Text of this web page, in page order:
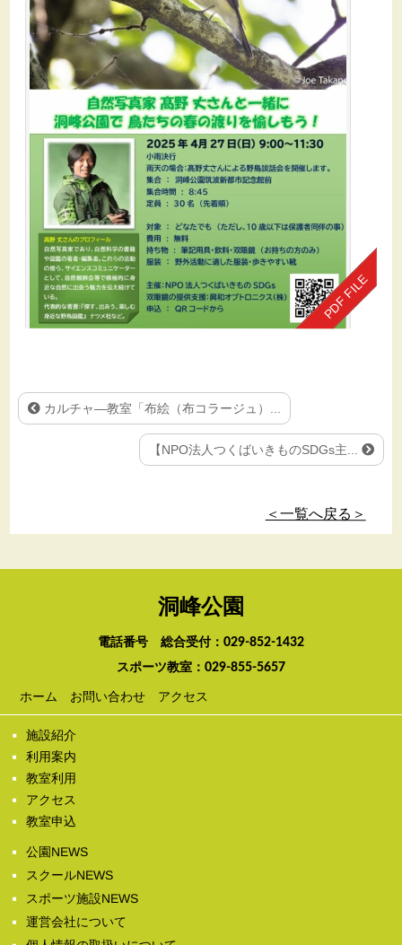
カルチャ―教室「布絵（布コラージュ）...
【NPO法人つくばいきものSDGs主...
＜一覧へ戻る＞
洞峰公園
電話番号 総合受付： 029-852-1432
スポーツ教室： 029-855-5657
ホーム お問い合わせ アクセス
施設紹介
利用案内
教室利用
アクセス
教室申込
公園NEWS
スクールNEWS
スポーツ施設NEWS
運営会社について